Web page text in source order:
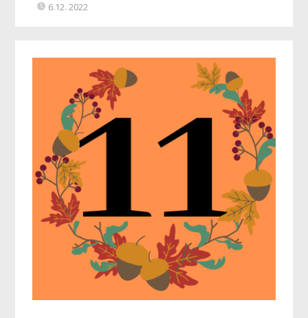
6.12. 2022